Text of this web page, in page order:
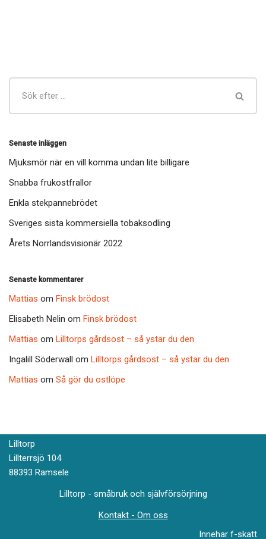
Senaste inläggen
Mjuksmör när en vill komma undan lite billigare
Snabba frukostfrallor
Enkla stekpannebrödet
Sveriges sista kommersiella tobaksodling
Årets Norrlandsvisionär 2022
Senaste kommentarer
Mattias om Finsk brödost
Elisabeth Nelin om Finsk brödost
Mattias om Lilltorps gårdsost – så ystar du den
Ingalill Söderwall om Lilltorps gårdsost – så ystar du den
Mattias om Så gör du ostlöpe
Lilltorp
Lillterrsjö 104
88393 Ramsele
Lilltorp - småbruk och självförsörjning
Kontakt - Om oss
Innehar f-skatt